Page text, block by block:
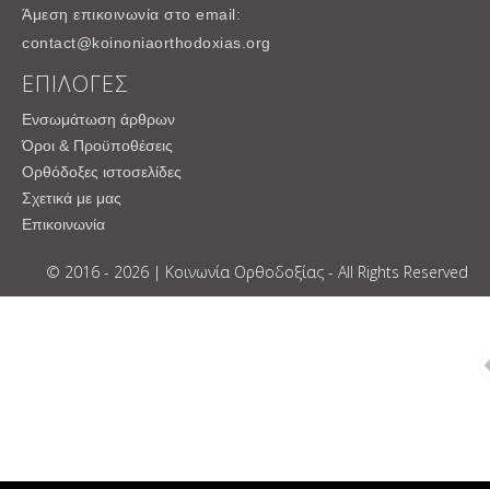
Άμεση επικοινωνία στο email:
contact@koinoniaorthodoxias.org
ΕΠΙΛΟΓΕΣ
Ενσωμάτωση άρθρων
Όροι & Προϋποθέσεις
Ορθόδοξες ιστοσελίδες
Σχετικά με μας
Επικοινωνία
© 2016 - 2026 | Κοινωνία Ορθοδοξίας - All Rights Reserved